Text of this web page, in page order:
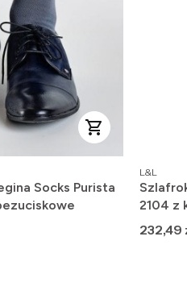
Socks Purista
L&L
2104 z
Cena
232,49